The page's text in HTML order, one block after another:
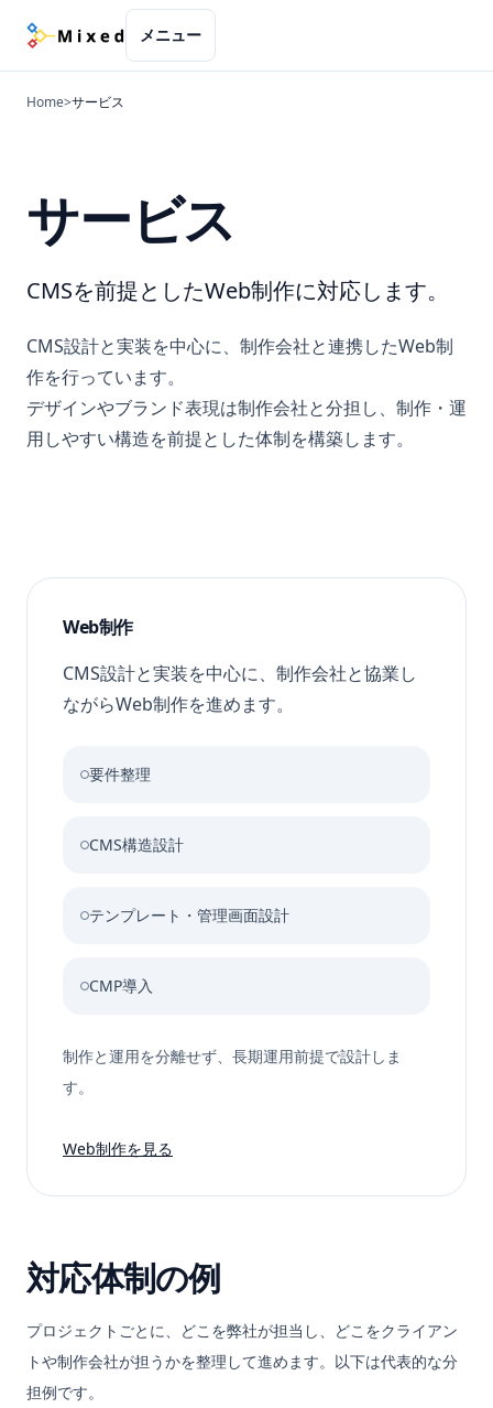
メニュー
Home>サービス
サービス
CMSを前提としたWeb制作に対応します。
CMS設計と実装を中心に、制作会社と連携したWeb制
作を行っています。
デザインやブランド表現は制作会社と分担し、制作・運
用しやすい構造を前提とした体制を構築します。
Web制作
CMS設計と実装を中心に、制作会社と協業し
ながらWeb制作を進めます。
要件整理
CMS構造設計
テンプレート・管理画面設計
CMP導入
制作と運用を分離せず、長期運用前提で設計しま
す。
Web制作を見る
対応体制の例
プロジェクトごとに、どこを弊社が担当し、どこをクライアン
トや制作会社が担うかを整理して進めます。以下は代表的な分
担例です。